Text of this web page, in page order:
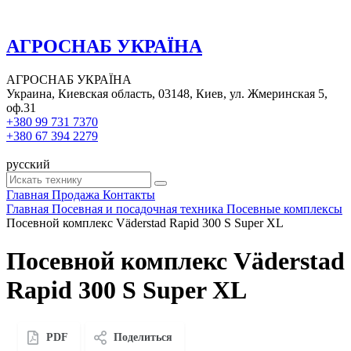
АГРОСНАБ УКРАЇНА
АГРОСНАБ УКРАЇНА
Украина, Киевская область, 03148, Киев, ул. Жмеринская 5,
оф.31
+380 99 731 7370
+380 67 394 2279
русский
Главная Продажа Контакты
Главная Посевная и посадочная техника Посевные комплексы
Посевной комплекс Väderstad Rapid 300 S Super XL
Посевной комплекс Väderstad
Rapid 300 S Super XL
PDF Поделиться